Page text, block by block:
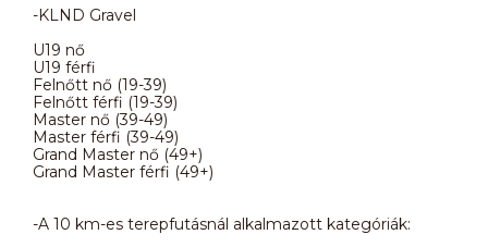
-KLND Gravel
U19 nő
U19 férfi
Felnőtt nő (19-39)
Felnőtt férfi (19-39)
Master nő (39-49)
Master férfi (39-49)
Grand Master nő (49+)
Grand Master férfi (49+)
-A 10 km-es terepfutásnál alkalmazott kategóriák: